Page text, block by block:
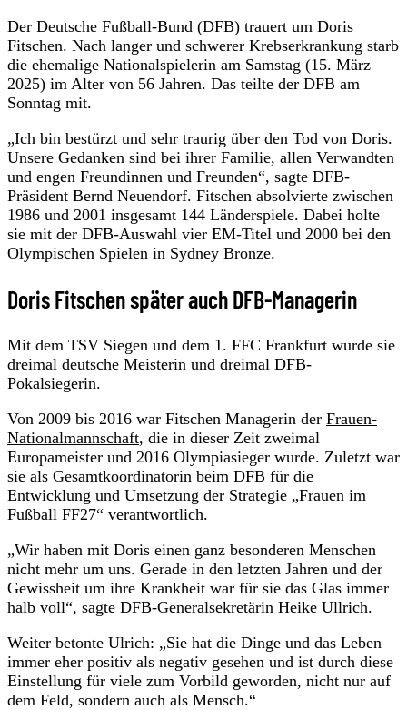
Der Deutsche Fußball-Bund (DFB) trauert um Doris
Fitschen. Nach langer und schwerer Krebserkrankung starb
die ehemalige Nationalspielerin am Samstag (15. März
2025) im Alter von 56 Jahren. Das teilte der DFB am
Sonntag mit.
„Ich bin bestürzt und sehr traurig über den Tod von Doris.
Unsere Gedanken sind bei ihrer Familie, allen Verwandten
und engen Freundinnen und Freunden“, sagte DFB-
Präsident Bernd Neuendorf. Fitschen absolvierte zwischen
1986 und 2001 insgesamt 144 Länderspiele. Dabei holte
sie mit der DFB-Auswahl vier EM-Titel und 2000 bei den
Olympischen Spielen in Sydney Bronze.
Doris Fitschen später auch DFB-Managerin
Mit dem TSV Siegen und dem 1. FFC Frankfurt wurde sie
dreimal deutsche Meisterin und dreimal DFB-
Pokalsiegerin.
Von 2009 bis 2016 war Fitschen Managerin der Frauen-
Nationalmannschaft, die in dieser Zeit zweimal
Europameister und 2016 Olympiasieger wurde. Zuletzt war
sie als Gesamtkoordinatorin beim DFB für die
Entwicklung und Umsetzung der Strategie „Frauen im
Fußball FF27“ verantwortlich.
„Wir haben mit Doris einen ganz besonderen Menschen
nicht mehr um uns. Gerade in den letzten Jahren und der
Gewissheit um ihre Krankheit war für sie das Glas immer
halb voll“, sagte DFB-Generalsekretärin Heike Ullrich.
Weiter betonte Ulrich: „Sie hat die Dinge und das Leben
immer eher positiv als negativ gesehen und ist durch diese
Einstellung für viele zum Vorbild geworden, nicht nur auf
dem Feld, sondern auch als Mensch.“